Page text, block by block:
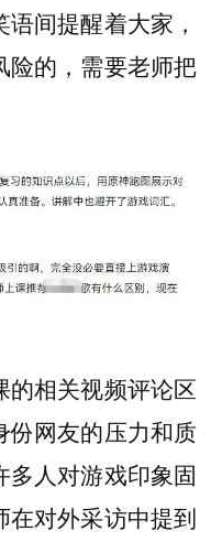
间提醒着大家，
险的，需要老师把
相关视频评论区
份网友的压力和质
人对游戏印象固
对外采访中提到